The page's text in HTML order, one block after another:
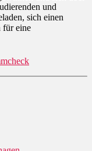
und
sich einen
für eine